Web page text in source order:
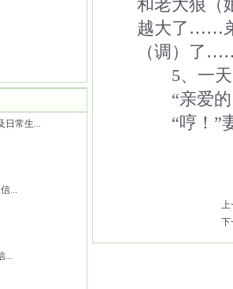
日常生...
...
...
和老大狼（
越大了……
（调）了
5、一天
“亲爱的
“哼！”妻
上
下